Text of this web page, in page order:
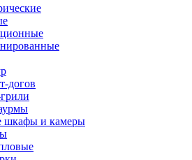
догов
шкафы и камеры